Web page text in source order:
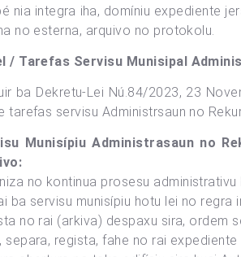
nia integra iha, domíniu expediente
no esterna, arquivo no protokolu.
/ Tarefas Servisu Munisipal
ba Dekretu-Lei Nú.84/2023, 23
tarefas servisu Administrsaun no
Munisípiu Administrasaun no
no kontinua prosesu
ba servisu munisípiu hotu lei no regra
no rai (arkiva) despaxu sira, ordem
separa, regista, fahe no rai expediente